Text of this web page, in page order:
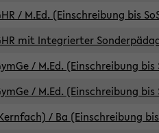
/ M.Ed. (Einschreibung bis
mit Integrierter
/ M.Ed. (Einschreibung bis
/ M.Ed. (Einschreibung bis
/ Ba (Einschreibung bis